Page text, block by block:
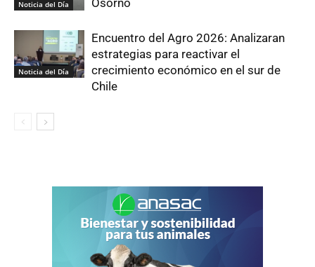
Noticia del Día
Noticia del Día
Encuentro del Agro 2026: Analizaran
estrategias para reactivar el
crecimiento económico en el sur de
Chile